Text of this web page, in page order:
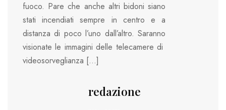
fuoco. Pare che anche altri bidoni siano
stati incendiati sempre in centro e a
distanza di poco l’uno dall’altro. Saranno
visionate le immagini delle telecamere di
videosorveglianza […]
redazione